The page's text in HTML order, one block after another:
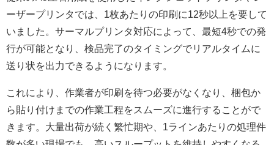
ーザープリンタでは、1枚あたりの印刷に12秒以上を要して
いました。サーマルプリンタ対応によって、最短4秒での発
行が可能となり、検品完了のタイミングでリアルタイムに
送り状を出力できるようになります。
これにより、作業者が印刷を待つ必要がなくなり、梱包か
ら貼り付けまでの作業工程をスムーズに進行することがで
きます。大量出荷が続く繁忙期や、1ラインあたりの処理件